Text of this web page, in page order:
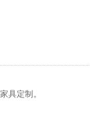
具定制。